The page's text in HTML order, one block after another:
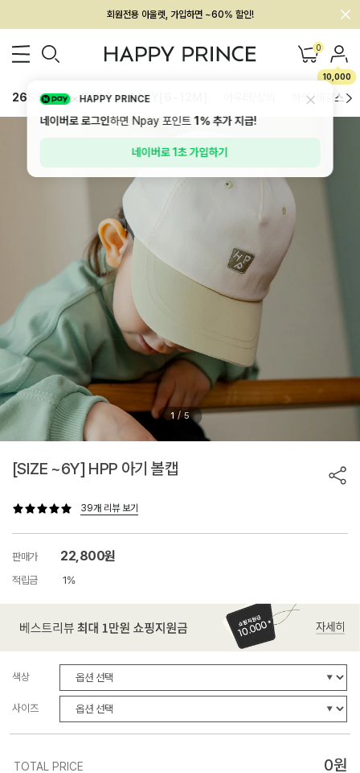
회원전용 아울렛, 가입하면 ~60% 할인!
멤버십 최대 28,000원 혜택 0
10,000
26SS 신상 BEST BABY[6~12M] 하의/레깅스
1 / 5
[SIZE ~6Y] HPP 아기 볼캡
39개 리뷰 보기
판매가 22,800원
적립금 1%
색상
사이즈
TOTAL PRICE 0원
HAPPY PRINCE
네이버로 로그인하면 Npay 포인트1%추가 지급!
네이버로 1초 가입하기